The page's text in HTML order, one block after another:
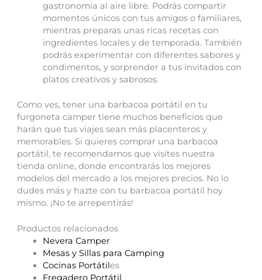
gastronomía al aire libre. Podrás compartir
momentos únicos con tus amigos o familiares,
mientras preparas unas ricas recetas con
ingredientes locales y de temporada. También
podrás experimentar con diferentes sabores y
condimentos, y sorprender a tus invitados con
platos creativos y sabrosos.
Como ves, tener una barbacoa portátil en tu
furgoneta camper tiene muchos beneficios que
harán que tus viajes sean más placenteros y
memorables. Si quieres comprar una barbacoa
portátil, te recomendamos que visites nuestra
tienda online, donde encontrarás los mejores
modelos del mercado a los mejores precios. No lo
dudes más y hazte con tu barbacoa portátil hoy
mismo. ¡No te arrepentirás!
Productos relacionados
Nevera Camper
Mesas y Sillas para Camping
Cocinas Portátiles